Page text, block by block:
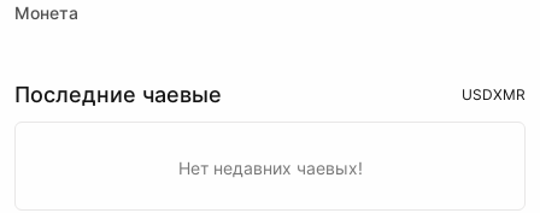
Монета
Последние чаевые USDXMR
Нет недавних чаевых!